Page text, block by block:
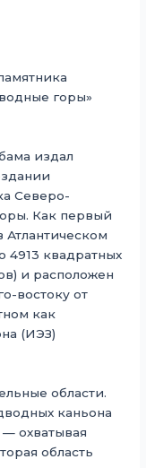
издал
Северо-
Как первый
4913 квадратных
и расположен
востоку от
как
(ИЭЗ)
области.
каньона
охватывая
область